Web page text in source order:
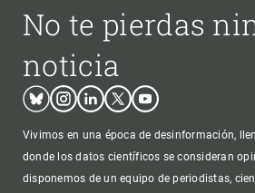
No te pierdas
noticia
BlueskyInstagram
LinkedinTwitterYoutube
Vivimos en una época de desinformación,
donde los datos científicos se consideran
disponemos de un equipo de periodistas,